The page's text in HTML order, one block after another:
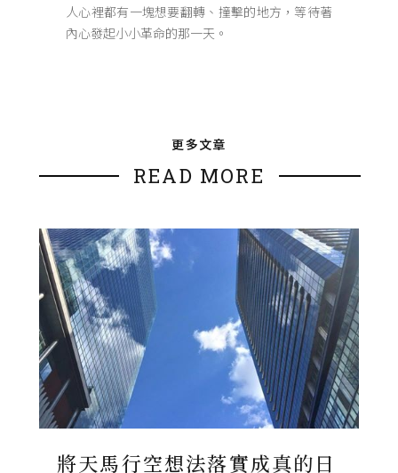
人心裡都有一塊想要翻轉、撞擊的地方，等待著
內心發起小小革命的那一天。
更多文章
READ MORE
將天馬行空想法落實成真的日